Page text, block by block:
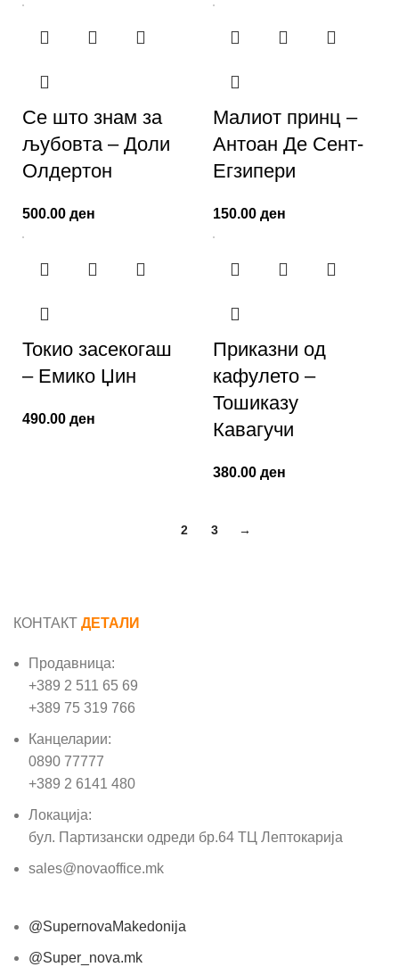
Се што знам за
љубовта – Доли
Олдертон
500.00 ден
Малиот принц –
Антоан Де Сент-
Егзипери
150.00 ден
Токио засекогаш
– Емико Џин
490.00 ден
Приказни од
кафулето –
Тошиказу
Кавагучи
380.00 ден
2 3 →
КОНТАКТ ДЕТАЛИ
Продавница:
+389 2 511 65 69
+389 75 319 766
Канцеларии:
0890 77777
+389 2 6141 480
Локација:
бул. Партизански одреди бр.64 ТЦ Лептокарија
sales@novaoffice.mk
@SupernovaMakedonija
@Super_nova.mk